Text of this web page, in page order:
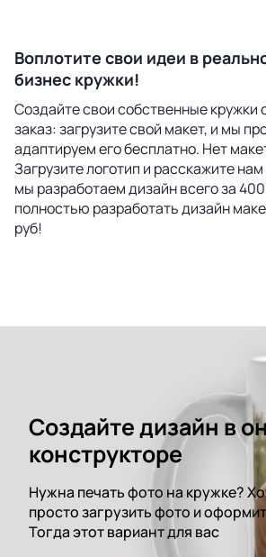
Воплотите свои идеи в
бизнес кружки!
Создайте свои собственные кружки
заказ: загрузите свой макет, и мы
адаптируем его бесплатно. Нет
Загрузите логотип и расскажите
мы разработаем дизайн всего за
полностью разработать дизайн
руб!
Создайте дизайн в
конструкторе
Нужна печать фото на кружке?
просто загрузить фото и
Тогда этот вариант для вас